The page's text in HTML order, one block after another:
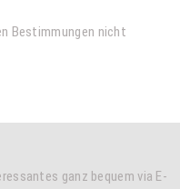
Bestimmungen nicht
ganz bequem via E-